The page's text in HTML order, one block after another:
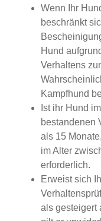
Wenn Ihr
beschränkt
Hund
Verhaltens
Kampfhund
Ist ihr Hund
bestandenen
als 15
im Alter
erforderlich.
Erweist sich
als gesteigert